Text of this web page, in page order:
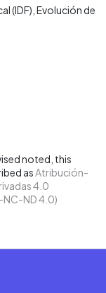
(IDF) Evolución de
noted, this
asAtribución-
4.0
NC-ND 4.0)